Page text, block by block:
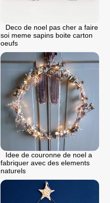
Deco de noel pas cher a faire
soi meme sapins boite carton
oeufs
Idee de couronne de noel a
fabriquer avec des elements
naturels